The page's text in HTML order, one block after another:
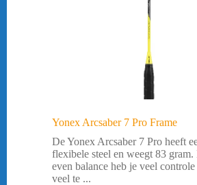
Yonex Arcsaber 7 Pro Frame
De Yonex Arcsaber 7 Pro heeft
flexibele steel en weegt 83
even balance heb je veel
veel te ...